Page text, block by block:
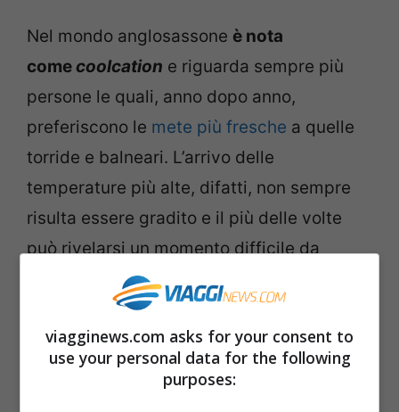
Nel mondo anglosassone è nota
comecoolcation e riguarda sempre più
persone le quali, anno dopo anno,
preferiscono le mete più fresche a quelle
torride e balneari. L’arrivo delle
temperature più alte, difatti, non sempre
risulta essere gradito e il più delle volte
può rivelarsi un momento difficile da
affrontare. Secondo recenti studi, circa il
51% della popolazione italiana progetta le
proprie vacanze estive verso mete più
fresche, dove rifugiarsi dalle temperature
viagginews.com asks for your consent to
use your personal data for the following
purposes: